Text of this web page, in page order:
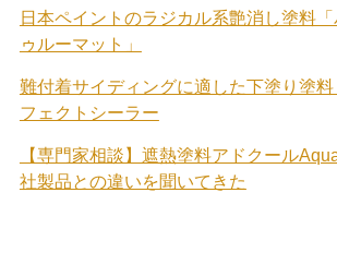
日本ペイントのラジカル系艶消し塗料
ゥルーマット」
難付着サイディングに適した下塗り塗
フェクトシーラー
【専門家相談】遮熱塗料アドクール
社製品との違いを聞いてきた